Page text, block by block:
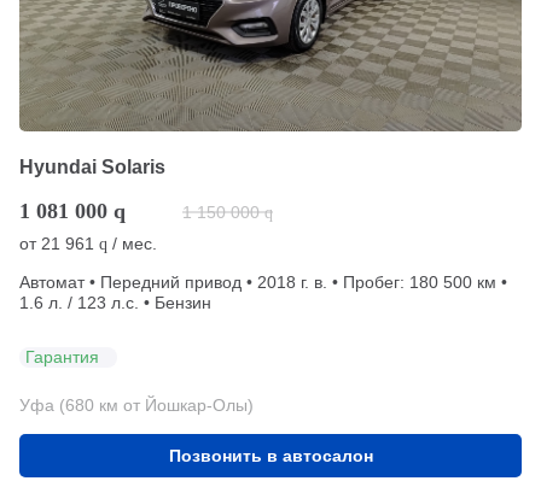
Hyundai Solaris
1 081 000 q 1 150 000 q
от 21 961 q / мес.
Автомат • Передний привод • 2018 г. в. • Пробег: 180 500 км •
1.6 л. / 123 л.с. • Бензин
Гарантия
Уфа (680 км от Йошкар-Олы)
Позвонить в автосалон